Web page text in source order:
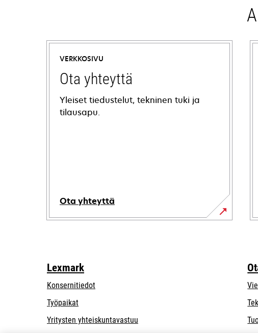
VERKKOSIVU
Ota yhteyttä
Yleiset tiedustelut, tekninen tuki ja
tilausapu.
Ota yhteyttä
Lexmark
Konsernitiedot
Työpaikat
Yritysten yhteiskuntavastuu